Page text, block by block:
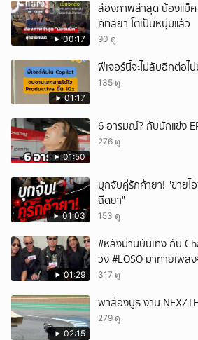
00:17
ส่องภาพล่าสุด น้องแม็
คัทลียา โตเป็นหนุ่มแล้ว
90 ดู
01:17
ฟีเจอร์นี้จะไม่ลับอีกต่อไ
135 ดู
01:50
6 อารมณ์? กับนักแข่ง
276 ดู
01:03
บุกจับคู่รักค้ายา! "ขายไ
ฉีดยา"
153 ดู
01:29
#หลังม่านบันเทิง กับ
วง #LOSO มาทายเพล
317 ดู
02:15
พาส่องบูธ งาน
279 ดู